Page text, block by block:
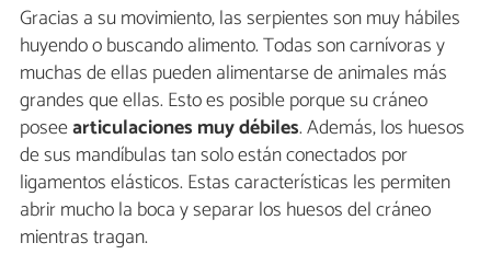
Gracias a su movimiento, las serpientes son muy hábiles
huyendo o buscando alimento. Todas son carnívoras y
muchas de ellas pueden alimentarse de animales más
grandes que ellas. Esto es posible porque su cráneo
poseearticulaciones muy débiles. Además, los huesos
de sus mandíbulas tan solo están conectados por
ligamentos elásticos. Estas características les permiten
abrir mucho la boca y separar los huesos del cráneo
mientras tragan.